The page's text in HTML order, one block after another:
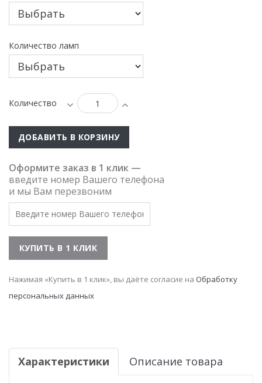
Количество ламп
Количество
ДОБАВИТЬ В КОРЗИНУ
Оформите заказ в 1 клик —
введите номер Вашего телефона
и мы Вам перезвоним
Нажимая «Купить в 1 клик», вы даёте согласие на Обработку
персональных данных
Характеристики Описание товара